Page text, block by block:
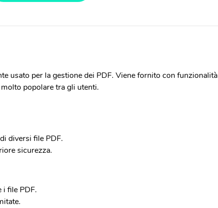
usato per la gestione dei PDF. Viene fornito con funzionalità
popolare tra gli utenti.
diversi file PDF.
sicurezza.
i file PDF.